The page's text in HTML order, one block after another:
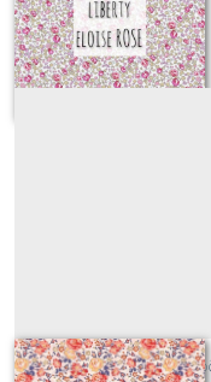
Sur demande
Liberty new Felicite